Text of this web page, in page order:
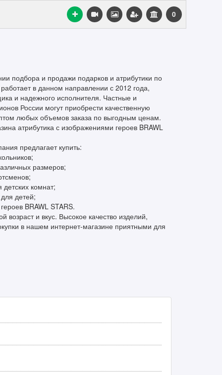
0
подбора и продажи подарков и атрибутики по
в данном направлении с 2012 года,
и надежного исполнителя. Частные и
России могут приобрести качественную
любых объемов заказа по выгодным ценам.
атрибутика с изображениями героев BRAWL
предлагает купить:
размеров;
комнат;
детей;
BRAWL STARS.
возраст и вкус. Высокое качество изделий,
в нашем интернет-магазине приятными для